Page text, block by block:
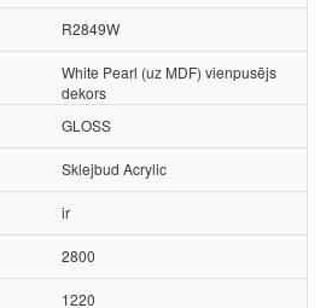
R2849W
White Pearl (uz MDF) vienpusējs
dekors
GLOSS
Sklejbud Acrylic
ir
2800
1220